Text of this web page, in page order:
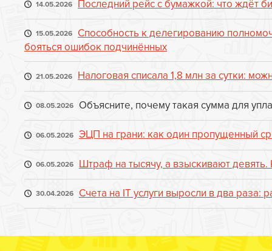
14.05.2026 Последний рейс с бумажкой: что ждёт
15.05.2026
Способность к делегированию
бояться ошибок подчинённых
21.05.2026 Налоговая списала 1,8 млн за сутки:
08.05.2026 Объясните, почему такая сумма для
06.05.2026 ЭЦП на грани: как один пропущенный
06.05.2026 Штраф на тысячу, а взыскивают девять.
30.04.2026 Счета на IT услуги выросли в два раза: